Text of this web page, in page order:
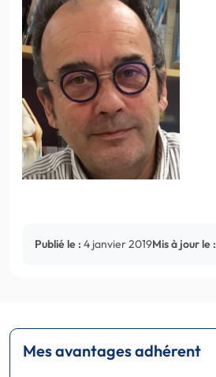
Publié le : 4 janvier 2019Mis à jour le :
Mes avantages adhérent